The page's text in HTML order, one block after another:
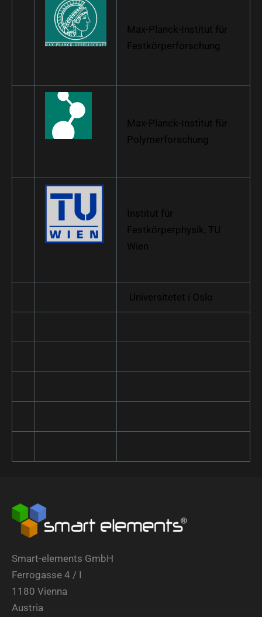
Max-Planck-Institut für
Festkörperforschung
Max-Planck-Institut für
Polymerforschung
Institut für
Festkörperphysik, TU
Wien
Universitetet i Oslo
Smart-elements GmbH
Ferrogasse 4 / I
1180 Vienna
Austria